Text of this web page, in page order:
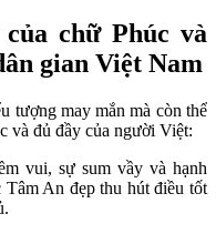
chữ Phúc và
gian Việt Nam
tượng may mắn mà còn thể
và đủ đầy của người Việt:
vui, sự sum vầy và hạnh
An đẹp thu hút điều tốt